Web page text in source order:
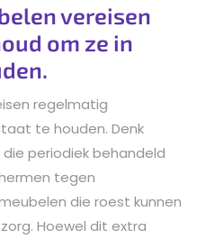
vereisen
om ze in
regelmatig
te houden. Denk
periodiek behandeld
tegen
die roest kunnen
Hoewel dit extra